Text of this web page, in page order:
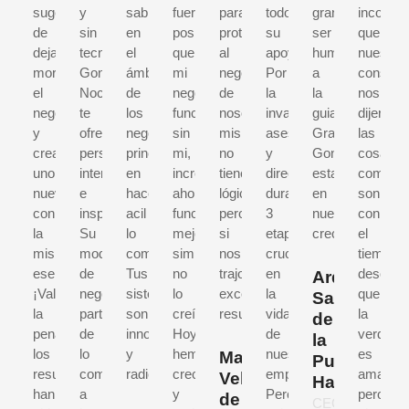
sugerencia
de
dejar
morir
el
negocio
y
crear
uno
nuevo,
con
la
misma
esencia.
¡Valió
la
pena!,
los
resultados
han
y
sin
tecnicismos,
Gonzalo
Nochebuena
te
ofrece
perspectivas
interesantes
e
inspiradoras.
Su
modelo
de
negocios
parte
de
lo
complejo
a
sabiduría
en
el
ámbito
de
los
negocios,
principalmente
en
hacer
acil
lo
complicado.
Tus
sistemas
son
innovadores
y
radicales.
fuera
posible
que
mi
negocio
funcionara
sin
mi,
increíble
ahora
funciona
mejo,
simplemente
no
lo
creí.
Hoy
hemos
crecido
y
para
proteger
al
negocio
de
nosotros
mismos,
no
tiene
lógica,
pero
si
nos
trajo
excelentes
resultados.
Manuel
Velázquez
de
todo
su
apoyo!
Por
la
invaluable
asesoria
y
direccion
durante
3
etapas
cruciales
en
la
vida
de
nuestra
empresa.
Pero
gran
ser
humano,
a
la
guia.
Gracias
Gonzalopor
estar
en
nuestro
crecimiento
Arq.
Salim
de
la
Puente
Hakim
que
nuestro
nos
dijeran
las
cosas
como
son,
con
el
tiempo
que
la
verdad
es
amarga,
pero